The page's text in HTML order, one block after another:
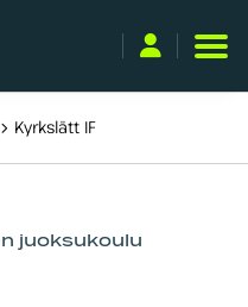
Kyrkslätt IF
juoksukoulu